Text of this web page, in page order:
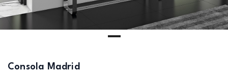
Consola Madrid